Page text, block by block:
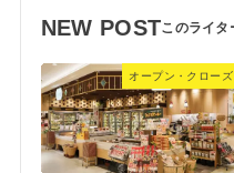
NEW POST
オープン・クローズ